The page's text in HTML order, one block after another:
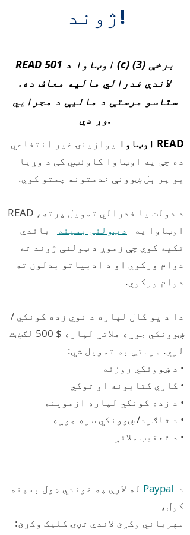
ژوند!
READ اوټاوا د 501 (c) (3) برخې
لاندې فدرالي مالیه معاف ده.
ستاسو مرستې د مالیې د مجرايي
وړ دي.
READ اوټاوا
یوازینۍ غیر انتفاعي
ده چې په اوټاوا کاونټي کې د وړیا
یو پر بل ښوونې خدمتونه چمتو کوي.
د دولت یا فدرالي تمویل پرته، READ
اوټاوا په د ټولنې بسپنه
باندې
تکیه کوي چې زموږ د ټولنې ژوند ته
دوام ورکوي او د ادبياتو بدلون ته
دوام ورکوي.
دا د یو کال لپاره د نوي زده کونکي /
ښوونکي جوړه ملاتړ لپاره $ 500 لګښت
لري. مرستې به تمویل شي:
• د ښوونکي روزنه
• کاري کتابونه او توکي
• د زده کونکي لپاره ازموینه
• د شاګرد/ ښوونکي سره جوړه
• د تعقیب ملاتړ
دPaypalله لارې په خوندي ډول بسپنه
کول،
مهرباني وکړئ لاندې تڼۍ کلیک وکړئ: